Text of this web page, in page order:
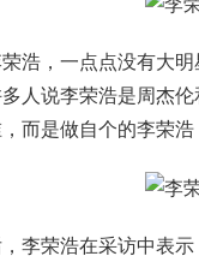
浩，一点点没有大
人说李荣浩是周杰
而是做自个的李荣
李荣浩在采访中表